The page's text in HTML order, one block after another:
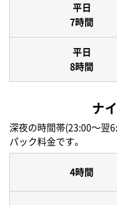
平日
7時間
平日
8時間
ナ
深夜の時間帯(23:00〜翌
パック料金です。
4時間